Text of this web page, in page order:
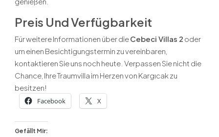
Preis Und Verfügbarkeit
Für weitere Informationen über dieCebeci Villas 2 oder
um einen Besichtigungstermin zu vereinbaren,
kontaktieren Sie uns noch heute. Verpassen Sie nicht die
Chance, Ihre Traumvilla im Herzen von Kargıcak zu
besitzen!
Facebook X
Gefällt Mir: